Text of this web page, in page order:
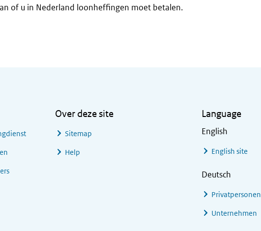
of u in Nederland loonheffingen moet betalen.
niet in Nederland gevestigd: moet u loonheffingen inhouden?
Over deze site
Sitemap
Help
Language
English
English site
Deutsch
Privatpersonen
Unternehmen